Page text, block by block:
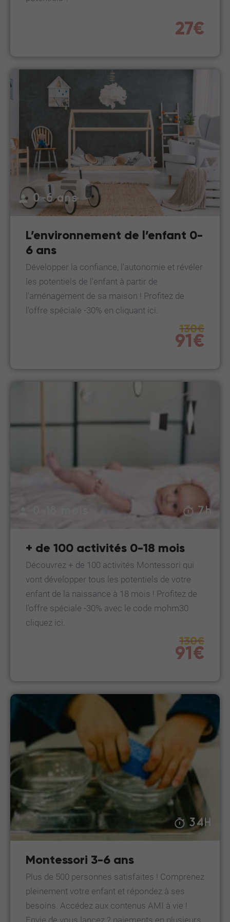
27€
0-6 ans
L’environnement de l’enfant 0-
6 ans
Développer la confiance, l'autonomie et révéler
les potentiels de l'enfant à partir de
l'aménagement de sa maison ! Profitez de
l'offre spéciale -30% en cliquant ici.
130€
91€
7h
+ de 100 activités 0-18 mois
Découvrez + de 100 activités Montessori qui
vont développer tous les potentiels de votre
enfant de la naissance à 18 mois ! Profitez de
l'offre spéciale -30% avec le code mohm30
cliquez ici.
130€
91€
34H
Montessori 3-6 ans
Plus de 500 personnes satisfaites ! Comprenez
pleinement votre enfant et répondez à ses
besoins. Accédez aux contenus AMI à vie !